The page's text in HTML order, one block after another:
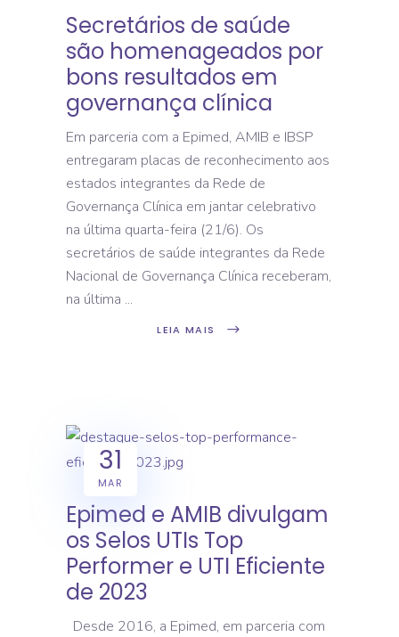
Secretários de saúde
são homenageados por
bons resultados em
governança clínica
Em parceria com a Epimed, AMIB e IBSP
entregaram placas de reconhecimento aos
estados integrantes da Rede de
Governança Clínica em jantar celebrativo
na última quarta-feira (21/6). Os
secretários de saúde integrantes da Rede
Nacional de Governança Clínica receberam,
na última
LEIA MAIS
31
MAR
Epimed e AMIB divulgam
os Selos UTIs Top
Performer e UTI Eficiente
de 2023
Desde 2016, a Epimed, em parceria com